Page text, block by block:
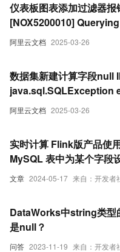
阿里云文档 2025-03-26
仪表板图表添加过滤器
[NOX5200010]
阿里云文档 2025-03-26
数据集新建计算字段null
java.sql.SQLException
resolved
文章 2024-05-17 来自：开发者
实时计算 Flink版产品使
MySQL 表中为某个字段
且在插入数据时指定了该
问答 2023-11-19 来自：开发者
DataWorks中string类型
是null？